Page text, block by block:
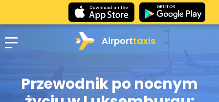
Airporttaxis
Przewodnik po nocnym